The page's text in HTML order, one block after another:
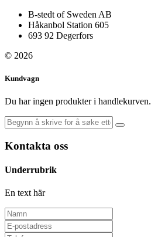
B-stedt of Sweden AB
Håkanbol Station 605
693 92 Degerfors
© 2026
Kundvagn
Du har ingen produkter i handlekurven.
Kontakta oss
Underrubrik
En text här